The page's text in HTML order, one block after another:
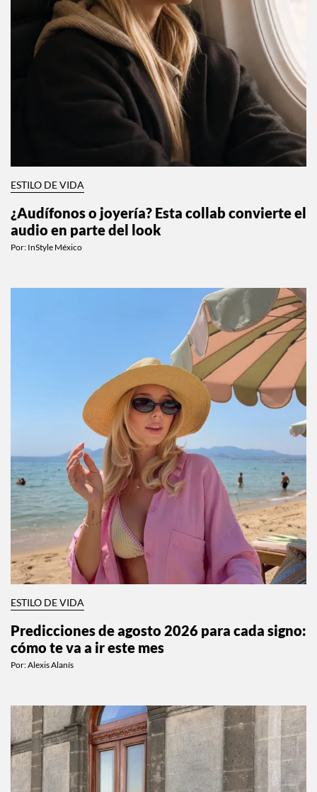
ESTILO DE VIDA
¿Audífonos o joyería? Esta collab convierte el
audio en parte del look
Por: InStyle México
ESTILO DE VIDA
Predicciones de agosto 2026 para cada signo:
cómo te va a ir este mes
Por:Alexis Alanís